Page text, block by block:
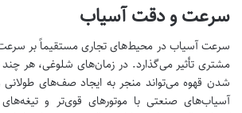
سرعت و دقت آسیاب
سرعت آسیاب در محیط‌های تجاری مستقیماً بر
مشتری تأثیر می‌گذارد. در زمان‌های شلوغی، هر چند
شدن قهوه می‌تواند منجر به ایجاد صف‌های
آسیاب‌های صنعتی با موتورهای قوی‌تر و